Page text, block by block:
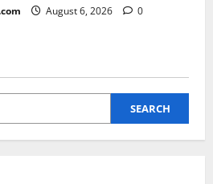
August 6, 2026 0
SEARCH